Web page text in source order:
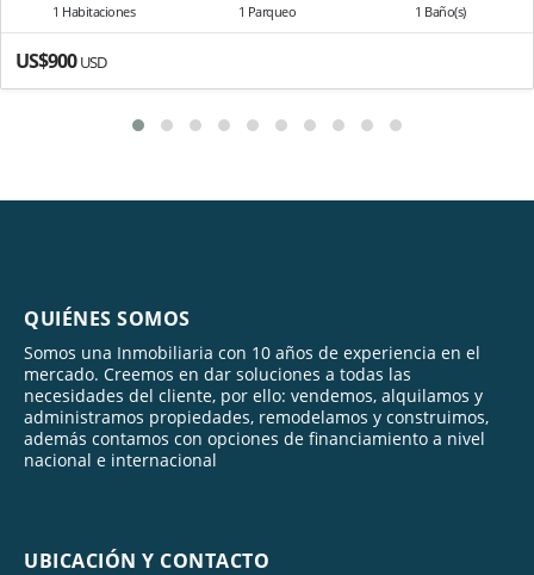
1 Habitaciones 1 Parqueo 1 Baño(s)
US$900USD
QUIÉNES SOMOS
Somos una Inmobiliaria con 10 años de experiencia en el
mercado. Creemos en dar soluciones a todas las
necesidades del cliente, por ello: vendemos, alquilamos y
administramos propiedades, remodelamos y construimos,
además contamos con opciones de financiamiento a nivel
nacional e internacional
UBICACIÓN Y CONTACTO